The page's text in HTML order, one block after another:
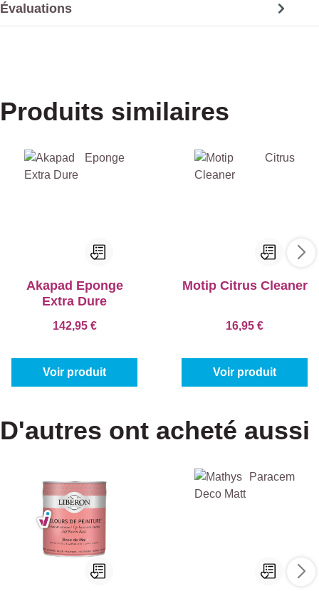
Évaluations
Produits similaires
Akapad Eponge
Extra Dure
142,95 €
Voir produit
Motip Citrus Cleaner
16,95 €
Voir produit
D'autres ont acheté aussi